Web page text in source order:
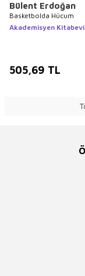
Bülent Erdoğan
Basketbolda Hücum
Akademisyen Kitabevi
505,69 TL